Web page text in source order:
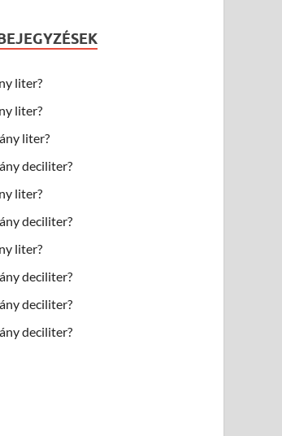
liter?
liter?
liter?
deciliter?
liter?
deciliter?
liter?
deciliter?
deciliter?
deciliter?